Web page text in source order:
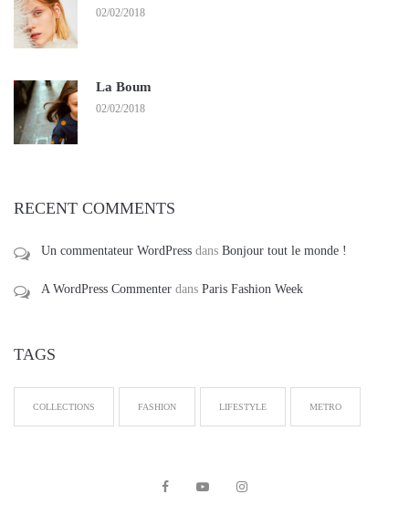
02/02/2018
La Boum
02/02/2018
RECENT COMMENTS
Un commentateur WordPress dans Bonjour tout le monde !
A WordPress Commenter dans Paris Fashion Week
TAGS
COLLECTIONS FASHION LIFESTYLE METRO